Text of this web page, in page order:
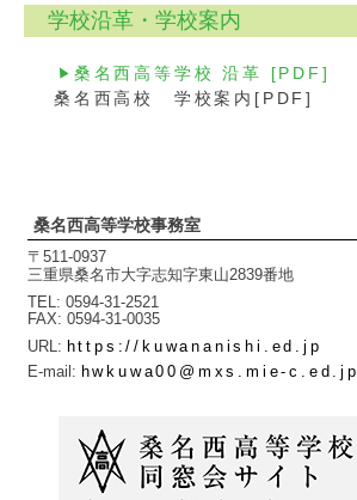
学校沿革・学校案内
桑名西高等学校 沿革 [PDF]
桑名西高校 学校案内[PDF]
桑名西高等学校事務室
〒511-0937
三重県桑名市大字志知字東山2839番地
TEL
0594-31-2521
FAX
0594-31-0035
URL: https://kuwananishi.ed.jp
E-mail: hwkuwa00@mxs.mie-c.ed.jp